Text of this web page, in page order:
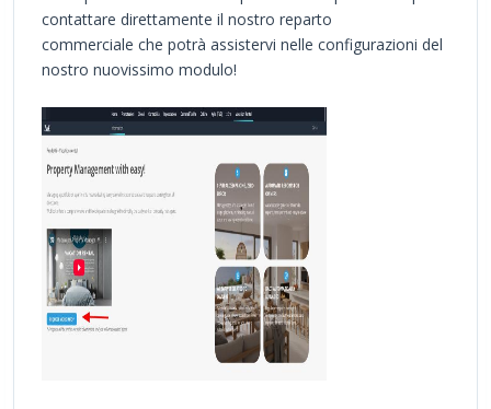
contattare direttamente il nostro reparto
commerciale che potrà assistervi nelle configurazioni del
nostro nuovissimo modulo!